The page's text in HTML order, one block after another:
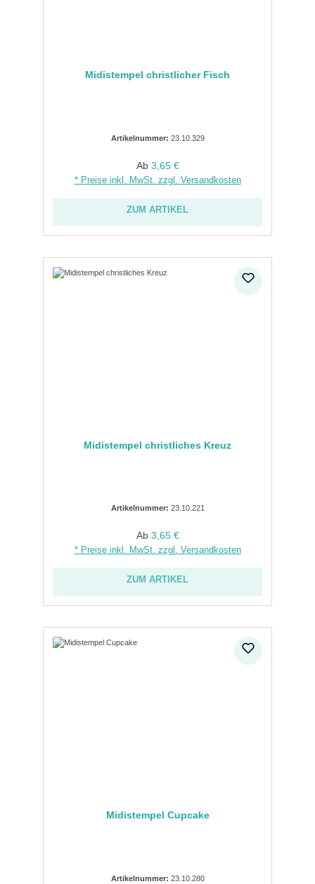
Midistempel christlicher Fisch
Artikelnummer: 23.10.329
Regulärer Preis:
Ab 3,65 €
* Preise inkl. MwSt. zzgl. Versandkosten
ZUM ARTIKEL
Midistempel christliches Kreuz
Artikelnummer: 23.10.221
Regulärer Preis:
Ab 3,65 €
* Preise inkl. MwSt. zzgl. Versandkosten
ZUM ARTIKEL
Midistempel Cupcake
Artikelnummer: 23.10.280